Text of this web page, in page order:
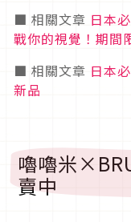
■ 相關文章 日本
戰你的視覺！期間
■ 相關文章 日本
新品
嚕嚕米
賣中